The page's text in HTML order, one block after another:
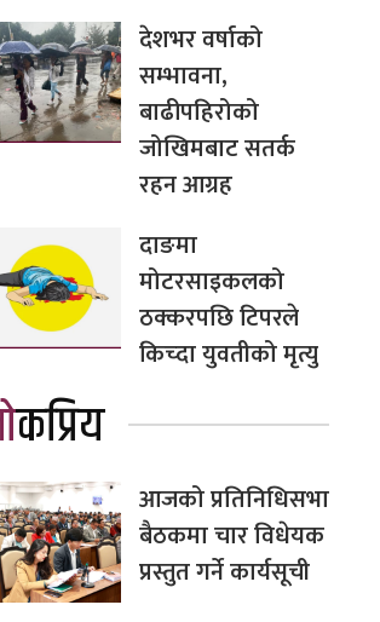
देशभर वर्षाको
सम्भावना,
बाढीपहिरोको
जोखिमबाट सतर्क
रहन आग्रह
दाङमा
मोटरसाइकलको
ठक्करपछि टिपरले
किच्दा युवतीको मृत्यु
लोकप्रिय
आजको प्रतिनिधिसभा
बैठकमा चार विधेयक
प्रस्तुत गर्ने कार्यसूची